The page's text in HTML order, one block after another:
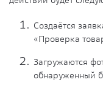
Создаётся
«Проверка
Загружаются
обнаруженный